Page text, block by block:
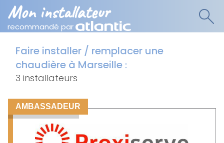
Mon installateur
recommandé par
Faire installer / remplacer une
chaudière à Marseille :
3 installateurs
AMBASSADEUR